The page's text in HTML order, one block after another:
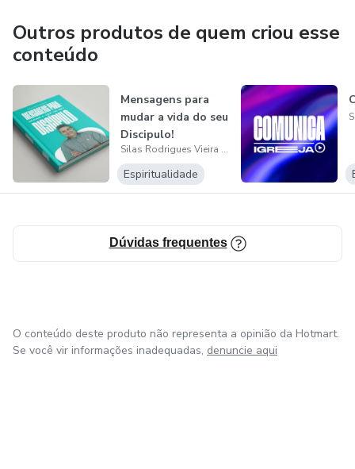
Outros produtos de quem criou esse
conteúdo
Mensagens para
mudar a vida do seu
Discipulo!
Silas Rodrigues Vieira do Amor
Espiritualidade
Dúvidas frequentes
O conteúdo deste produto não representa a opinião da Hotmart.
Se você vir informações inadequadas, denuncie aqui